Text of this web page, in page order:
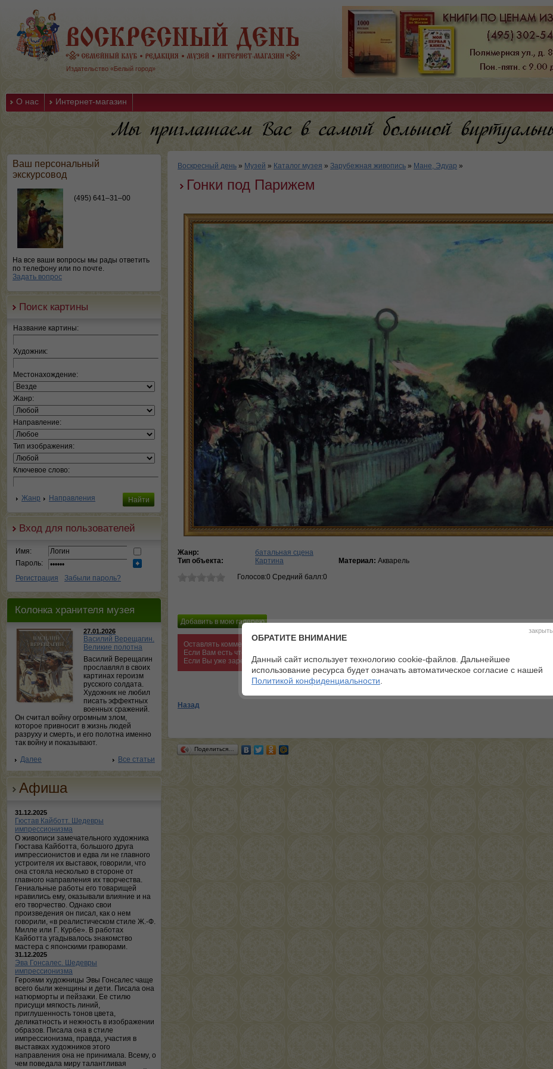
Издательство «Белый город»
О нас Интернет-магазин
Ваш персональный
экскурсовод
(495) 641–31–00
На все ваши вопросы мы рады ответить
по телефону или по почте.
Задать вопрос
Поиск картины
Название картины:
Художник:
Местонахождение:
Жанр:
Направление:
Тип изображения:
Ключевое слово:
Жанр Направления
Вход для пользователей
Имя:
Пароль:
Регистрация
Забыли пароль?
Колонка хранителя музея
27.01.2026
Василий Верещагин.
Великие полотна
Василий Верещагин
прославлял в своих
картинах героизм
русского солдата.
Художник не любил
писать эффектных
военных сражений.
Он считал войну огромным злом,
которое привносит в жизнь людей
разруху и смерть, и его полотна именно
так войну и показывают.
Далее
Все статьи
Афиша
31.12.2025
Гюстав Кайботт. Шедевры
импрессионизма
О живописи замечательного художника
Гюстава Кайботта, большого друга
импрессионистов и едва ли не главного
устроителя их выставок, говорили, что
она стояла несколько в стороне от
главного направления их творчества.
Гениальные работы его товарищей
нравились ему, оказывали влияние и на
его творчество. Однако свои
произведения он писал, как о нем
говорили, «в реалистическом стиле Ж.-Ф.
Милле или Г. Курбе». В работах
Кайботта угадывалось знакомство
мастера с японскими гравюрами.
31.12.2025
Эва Гонсалес. Шедевры
импрессионизма
Героями художницы Эвы Гонсалес чаще
всего были женщины и дети. Писала она
натюрморты и пейзажи. Ее стилю
присущи мягкость линий,
приглушенность тонов цвета,
деликатность и нежность в изображении
образов. Писала она в стиле
импрессионизма, правда, участия в
выставках художников этого
направления она не принимала. Всему, о
чем поведала миру талантливая
Воскресный день » Музей » Каталог музея » Зарубежная живопись » Мане, Эдуар »
Гонки под Парижем
Жанр:
батальная сцена
Тип объекта:
Картина
Голосов:0 Средний балл:0
Материал: Акварель
Оставлять комментарии могут только зарегистрированные пользователи.
Если Вам есть что сказать — пожалуйста
Если Вы уже зарегистрированы — пожалуйста войдите в систему.
Назад
Поделиться…
закрыть
ОБРАТИТЕ ВНИМАНИЕ
Данный сайт использует технологию cookie-файлов. Дальнейшее
использование ресурса будет означать автоматическое согласие с нашей
Политикой конфиденциальности